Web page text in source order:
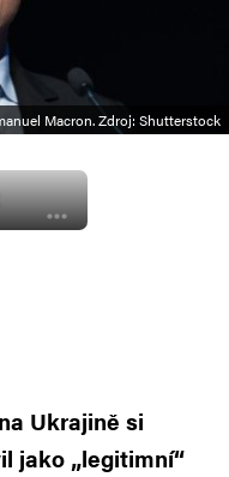
Macron. Zdroj: Shutterstock
Ukrajině si
jako „legitimní“